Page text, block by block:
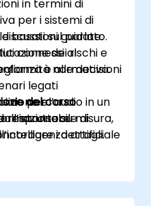
in termini di
per i sistemi di
basati sul parlato.
connessi al
e alle decisioni
e
responsabile di
artificiale
guidate.
dei rischi e
normativa.
legati
per l’audio in un
del corso
su misura,
i dettagli.